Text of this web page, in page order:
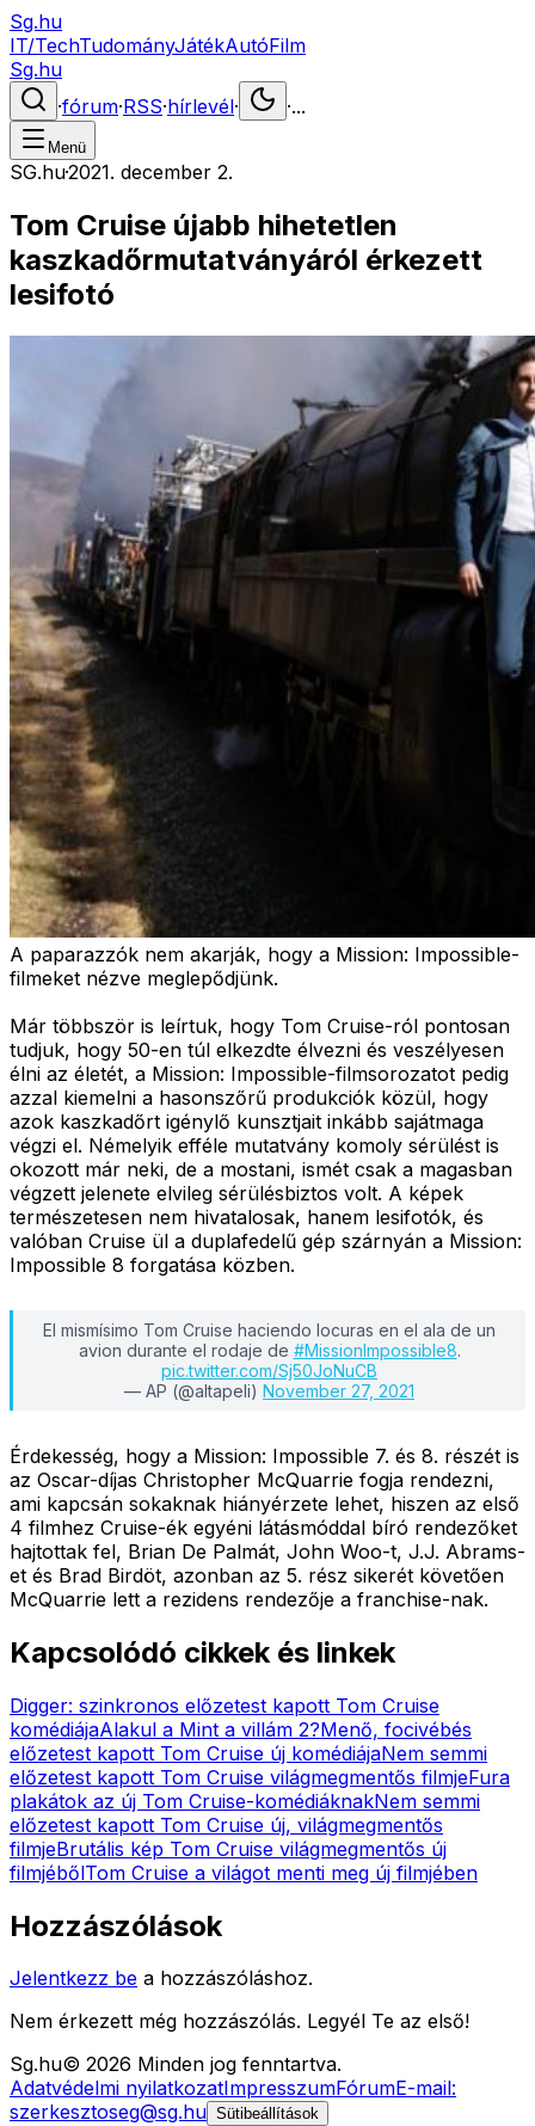
Sg.hu
IT/TechTudományJátékAutóFilm
Sg.hu
·fórum·RSS·hírlevél· ·...
Menü
SG.hu·2021. december 2.
Tom Cruise újabb hihetetlen
kaszkadőrmutatványáról érkezett
lesifotó
A paparazzók nem akarják, hogy a Mission: Impossible-
filmeket nézve meglepődjünk.
Már többször is leírtuk, hogy Tom Cruise-ról pontosan
tudjuk, hogy 50-en túl elkezdte élvezni és veszélyesen
élni az életét, a Mission: Impossible-filmsorozatot pedig
azzal kiemelni a hasonszőrű produkciók közül, hogy
azok kaszkadőrt igénylő kunsztjait inkább sajátmaga
végzi el. Némelyik efféle mutatvány komoly sérülést is
okozott már neki, de a mostani, ismét csak a magasban
végzett jelenete elvileg sérülésbiztos volt. A képek
természetesen nem hivatalosak, hanem lesifotók, és
valóban Cruise ül a duplafedelű gép szárnyán a Mission:
Impossible 8 forgatása közben.
El mismísimo Tom Cruise haciendo locuras en el ala de un
avion durante el rodaje de #MissionImpossible8.
pic.twitter.com/Sj50JoNuCB
— AP (@altapeli) November 27, 2021
Érdekesség, hogy a Mission: Impossible 7. és 8. részét is
az Oscar-díjas Christopher McQuarrie fogja rendezni,
ami kapcsán sokaknak hiányérzete lehet, hiszen az első
4 filmhez Cruise-ék egyéni látásmóddal bíró rendezőket
hajtottak fel, Brian De Palmát, John Woo-t, J.J. Abrams-
et és Brad Birdöt, azonban az 5. rész sikerét követően
McQuarrie lett a rezidens rendezője a franchise-nak.
Kapcsolódó cikkek és linkek
Digger: szinkronos előzetest kapott Tom Cruise
komédiájaAlakul a Mint a villám 2?Menő, focivébés
előzetest kapott Tom Cruise új komédiájaNem semmi
előzetest kapott Tom Cruise világmegmentős filmjeFura
plakátok az új Tom Cruise-komédiáknakNem semmi
előzetest kapott Tom Cruise új, világmegmentős
filmjeBrutális kép Tom Cruise világmegmentős új
filmjébőlTom Cruise a világot menti meg új filmjében
Hozzászólások
Jelentkezz be a hozzászóláshoz.
Nem érkezett még hozzászólás. Legyél Te az első!
Sg.hu© 2026 Minden jog fenntartva.
Adatvédelmi nyilatkozatImpresszumFórumE-mail:
szerkesztoseg@sg.hu Sütibeállítások